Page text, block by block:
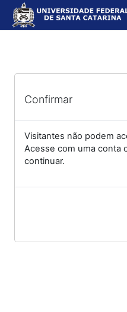
Ir para o conteúdo principal
Confirmar
Visitantes não podem
Acesse com uma conta
continuar.